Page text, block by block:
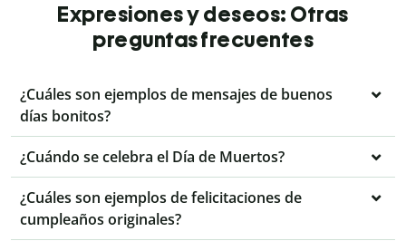
Expresiones y deseos: Otras
preguntas frecuentes
¿Cuáles son ejemplos de mensajes de buenos
días bonitos?
¿Cuándo se celebra el Día de Muertos?
¿Cuáles son ejemplos de felicitaciones de
cumpleaños originales?